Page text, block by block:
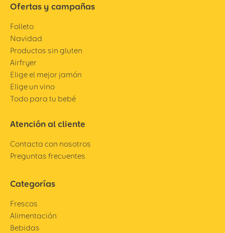
Ofertas y campañas
Folleto
Navidad
Productos sin gluten
Airfryer
Elige el mejor jamón
Elige un vino
Todo para tu bebé
Atención al cliente
Contacta con nosotros
Preguntas frecuentes
Categorías
Frescos
Alimentación
Bebidas